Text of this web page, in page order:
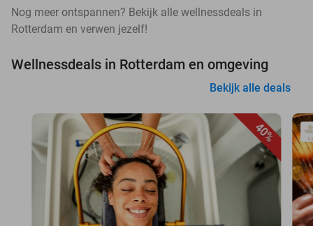
Nog meer ontspannen? Bekijk alle wellnessdeals in
Rotterdam en verwen jezelf!
Wellnessdeals in Rotterdam en omgeving
Bekijk alle deals
40%